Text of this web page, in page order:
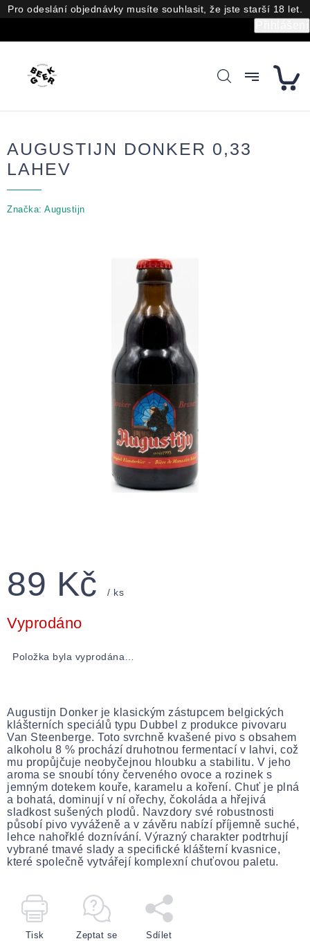
Přejít
na
Pro odeslání objednávky musíte souhlasit, že jste starší 18 let.
AUGUSTIJN DONKER 0,33
LAHEV
Značka: Augustijn
89 Kč / ks
cena:
Vyprodáno
Položka byla vyprodána…
Augustijn Donker je klasickým zástupcem belgických
klášterních speciálů typu Dubbel z produkce pivovaru
Van Steenberge. Toto svrchně kvašené pivo s obsahem
alkoholu 8 % prochází druhotnou fermentací v lahvi, což
mu propůjčuje neobyčejnou hloubku a stabilitu. V jeho
aroma se snoubí tóny červeného ovoce a rozinek s
jemným dotekem kouře, karamelu a koření. Chuť je plná
a bohatá, dominují v ní ořechy, čokoláda a hřejivá
sladkost sušených plodů. Navzdory své robustnosti
působí pivo vyváženě a v závěru nabízí příjemně suché,
lehce nahořklé doznívání. Výrazný charakter podtrhují
vybrané tmavé slady a specifické klášterní kvasnice,
které společně vytvářejí komplexní chuťovou paletu.
Tisk Zeptat se Sdílet